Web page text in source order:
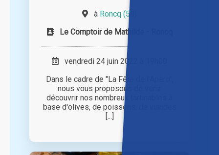
à Roncq (59)
Le Comptoir de Mathilde - Roncq
vendredi 24 juin 2022 à 19h00
Dans le cadre de "La Fête de l'Apéro",
nous vous proposons de venir
découvrir nos nombreux tartinables à
base d'olives, de poissons, de viandes
[...]